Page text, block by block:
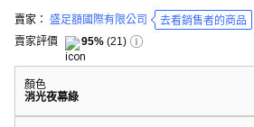
賣家： 盛足額國際有限公司
去看銷售者的商品
賣家評價
95% (21)
顏色
消光夜幕綠